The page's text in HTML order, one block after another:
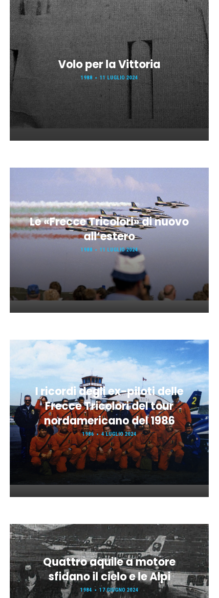
Volo per la Vittoria
1988 11 LUGLIO 2024
Le «Frecce Tricolori» di nuovo
all’estero
1988 11 LUGLIO 2024
I ricordi degli ex-piloti delle
Frecce Tricolori del tour
nordamericano del 1986
1986 4 LUGLIO 2024
Quattro aquile a motore
sfidano il cielo e le Alpi
1984 17 GIUGNO 2024